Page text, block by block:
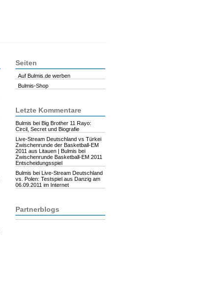
Seiten
Auf Bulmis.de werben
Bulmis-Shop
Letzte Kommentare
Bulmis bei Big Brother 11 Rayo:
Circil, Secret und Biografie
Live-Stream Deutschland vs Türkei
Zwischenrunde der Basketball-EM
2011 aus Litauen | Bulmis bei
Zwischenrunde Basketball-EM 2011
Entscheidungsspiel
Bulmis bei Live-Stream Deutschland
vs. Polen: Testspiel aus Danzig am
06.09.2011 im Internet
Partnerblogs